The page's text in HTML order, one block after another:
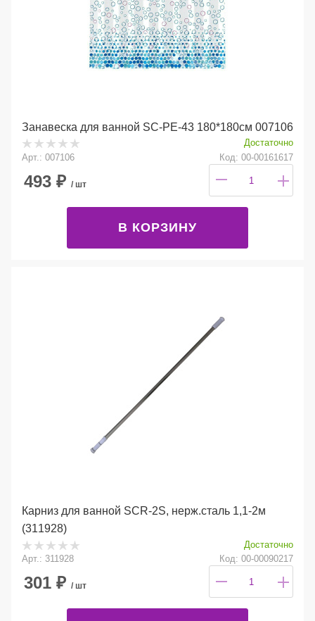
Занавеска для ванной SC-PE-43 180*180см 007106
Достаточно
Арт.: 007106
Код: 00-00161617
493 ₽ / шт
В КОРЗИНУ
Карниз для ванной SCR-2S, нерж.сталь 1,1-2м
(311928)
Достаточно
Арт.: 311928
Код: 00-00090217
301 ₽ / шт